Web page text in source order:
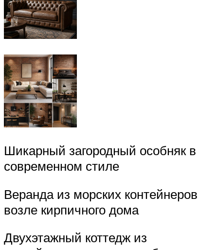
Шикарный загородный особняк в
современном стиле
Веранда из морских контейнеров
возле кирпичного дома
Двухэтажный коттедж из